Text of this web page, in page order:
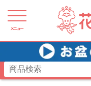
メニュー